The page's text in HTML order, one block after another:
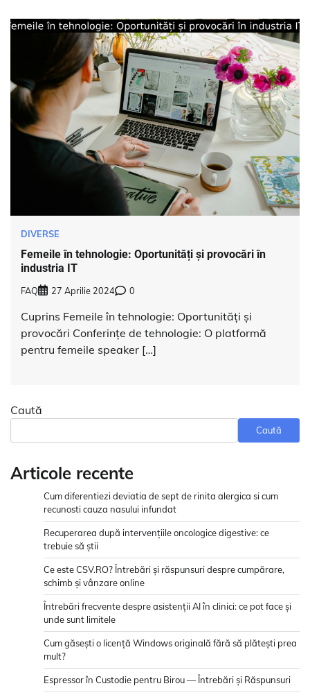
DIVERSE
Femeile în tehnologie: Oportunități și provocări în
industria IT
FAQ 27 Aprilie 2024 0
Cuprins Femeile în tehnologie: Oportunități și
provocări Conferințe de tehnologie: O platformă
pentru femeile speaker […]
Caută
Caută
Articole recente
Cum diferentiezi deviatia de sept de rinita alergica si cum
recunosti cauza nasului infundat
Recuperarea după intervențiile oncologice digestive: ce
trebuie să știi
Ce este CSV.RO? Întrebări și răspunsuri despre cumpărare,
schimb și vânzare online
Întrebări frecvente despre asistenții AI în clinici: ce pot face și
unde sunt limitele
Cum găsești o licență Windows originală fără să plătești prea
mult?
Espressor în Custodie pentru Birou — Întrebări și Răspunsuri